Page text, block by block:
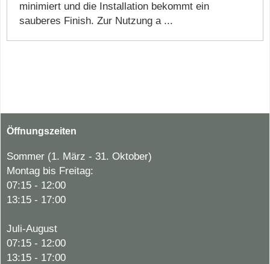
minimiert und die Installation bekommt ein
sauberes Finish. Zur Nutzung a ...
Öffnungszeiten
Sommer (1. März - 31. Oktober)
Montag bis Freitag:
07:15 - 12:00
13:15 - 17:00
Juli-August
07:15 - 12:00
13:15 - 17:00